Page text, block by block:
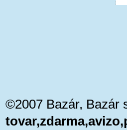
©2007 Bazár, Bazár